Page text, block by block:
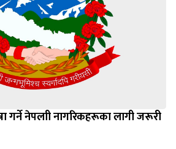
गर्ने नेपलाी नागरिकहरूका लागी जरूरी